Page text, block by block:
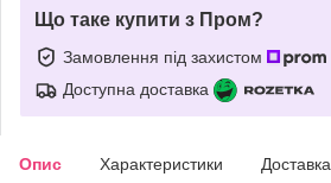
Що таке купити з Пром?
Замовлення під захистом
Доступна доставка
Опис Характеристики Доставка